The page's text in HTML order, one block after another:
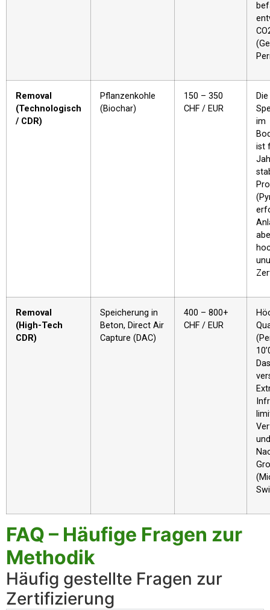
Removal
(Technologisch
/ CDR)
Pflanzenkohle
(Biochar)
150 – 350
CHF / EUR
Die
im
ist
Removal
(High-Tech
CDR)
Speicherung in
Beton, Direct Air
Capture (DAC)
400 – 800+
CHF / EUR
FAQ – Häufige Fragen zur
Methodik
Häufig gestellte Fragen zur
Zertifizierung